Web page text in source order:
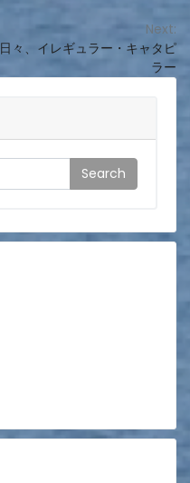
Next:
日々、イレギュラー・キャタピ
ラー